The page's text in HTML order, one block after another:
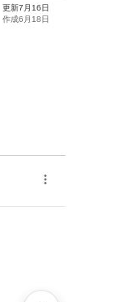
更新7月16日
作成6月18日